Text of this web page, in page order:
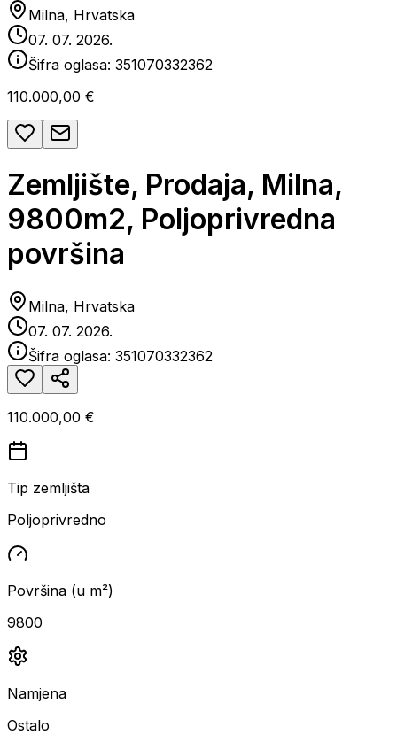
Milna, Hrvatska
07. 07. 2026.
Šifra oglasa: 351070332362
110.000,00 €
Zemljište, Prodaja, Milna,
9800m2, Poljoprivredna
površina
Milna, Hrvatska
07. 07. 2026.
Šifra oglasa: 351070332362
110.000,00 €
Tip zemljišta
Poljoprivredno
Površina (u m²)
9800
Namjena
Ostalo